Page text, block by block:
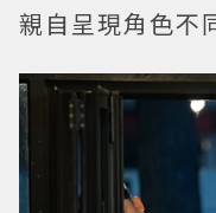
親自呈現角色不